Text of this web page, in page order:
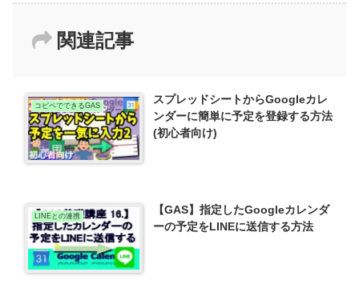
関連記事
コピペでできるGAS
スプレッドシートからGoogleカレ
ンダーに簡単に予定を登録する方法
(初心者向け)
LINEとの連携
【GAS】指定したGoogleカレンダ
ーの予定をLINEに送信する方法